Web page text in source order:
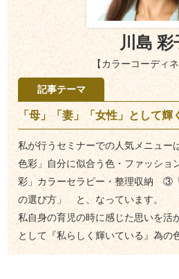
川島 彩
【カラーコーディ
記事テーマ
「母」「妻」「女性」として輝
私が行うセミナーでの人気メニュ
色彩」自分に似合う色・ファッシ
彩」カラーセラピー・整理収納 ③
の選び方」 と、なっています。
私自身の育児の時に感じた思いを活
として『私らしく輝いている』為の